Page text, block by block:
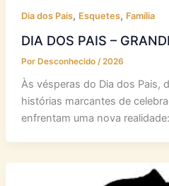
Dia dos Pais, Esquetes, Família
DIA DOS PAIS –
Por Desconhecido /2026
Às vésperas do Dia dos Pais,
histórias marcantes de
enfrentam uma nova